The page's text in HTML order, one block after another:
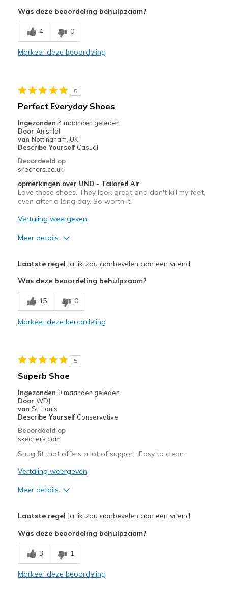
Comfortable
Durable
Casual Wear
Width
Sizing
Feels true to size
View On Shoes
Was deze beoordeling behulpzaam?
4 0
Markeer deze beoordeling
5
Perfect Everyday Shoes
Ingezonden 4 maanden geleden
Door Anishlal
van Nottingham, UK
Describe Yourself Casual
Beoordeeld op
skechers.co.uk
opmerkingen over UNO - Tailored Air
Love these shoes. They look great and don't kill my feet,
even after a long day. So worth it!
Vertaling weergeven
Meer details
Comfortable
Durable
Casual Wear
Travel
Width
Sizing
View On Shoes
I'm Really Into Shoes
Laatste regel Ja, ik zou aanbevelen aan een vriend
Was deze beoordeling behulpzaam?
15 0
Markeer deze beoordeling
5
Superb Shoe
Ingezonden 9 maanden geleden
Door WDJ
van St. Louis
Describe Yourself Conservative
Beoordeeld op
skechers.com
Snug fit that offers a lot of support. Easy to clean.
Vertaling weergeven
Meer details
Comfortable
Durable
Laatste regel Ja, ik zou aanbevelen aan een vriend
Was deze beoordeling behulpzaam?
3 1
Markeer deze beoordeling